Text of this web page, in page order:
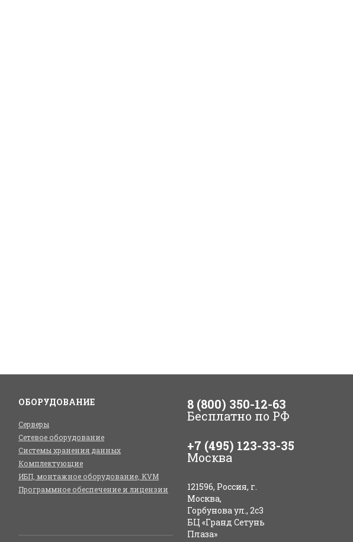
ОБОРУДОВАНИЕ
Серверы
Сетевое оборудование
Системы хранения данных
Комплектующие
ИБП, монтажное оборудование, KVM
Программное обеспечение и лицензии
8 (800) 350-12-63
Бесплатно по РФ
+7 (495) 123-33-35
Москва
121596, Россия, г.
Москва,
Горбунова ул., 2с3
БЦ «Гранд Сетунь
Плаза»